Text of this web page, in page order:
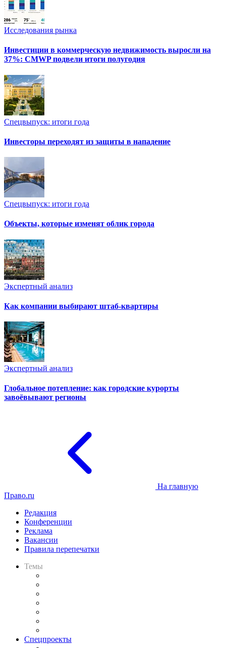
Исследования рынка
Инвестиции в коммерческую недвижимость выросли на
37%: CMWP подвели итоги полугодия
Спецвыпуск: итоги года
Инвесторы переходят из защиты в нападение
Спецвыпуск: итоги года
Объекты, которые изменят облик города
Экспертный анализ
Как компании выбирают штаб-квартиры
Экспертный анализ
Глобальное потепление: как городские курорты
завоёвывают регионы
На главную
Право.ru
Редакция
Конференции
Реклама
Вакансии
Правила перепечатки
Темы
Спецпроекты